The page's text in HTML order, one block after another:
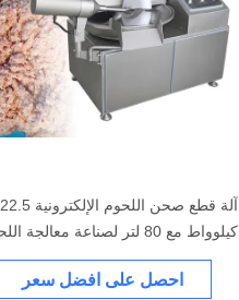
آلة قطع صحن اللحوم الإلكترونية 22.5
كيلوواط مع 80 لتر لصناعة معالجة اللحوم
احصل على افضل سعر